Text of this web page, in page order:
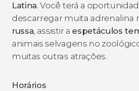
Latina. Você terá a
descarregar muita adrenalina
russa, assistir a espetáculos
animais selvagens no
muitas outras atrações.
Horários